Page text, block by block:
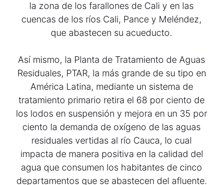
la zona de los farallones de Cali y en las
cuencas de los ríos Cali, Pance y Meléndez,
que abastecen su acueducto.
Así mismo, la Planta de Tratamiento de Aguas
Residuales, PTAR, la más grande de su tipo en
América Latina, mediante un sistema de
tratamiento primario retira el 68 por ciento de
los lodos en suspensión y mejora en un 35 por
ciento la demanda de oxígeno de las aguas
residuales vertidas al río Cauca, lo cual
impacta de manera positiva en la calidad del
agua que consumen los habitantes de cinco
departamentos que se abastecen del afluente.